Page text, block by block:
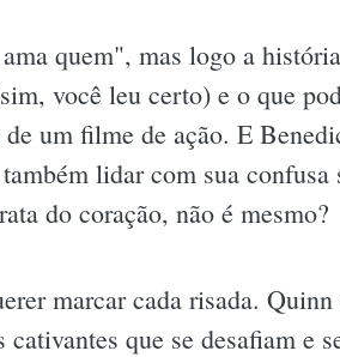
quem", mas logo a
você leu certo) e o que
um filme de ação. E
lidar com sua confusa
do coração, não é mesmo?
marcar cada risada. Quinn
que se desafiam e